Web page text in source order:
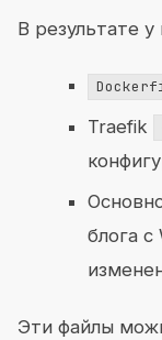
В результате
Traefik
блога
Эти файлы